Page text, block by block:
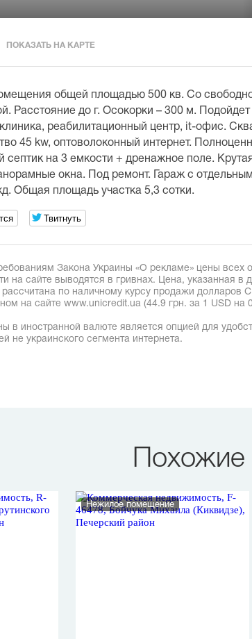
ПОКАЗАТЬ НА КАРТЕ
общей площадью 500 кв. Со
Расстояние до г. Осокорки – 300 м.
клиника, реабилитационный центр, it-офис.
45 kw, оптоволоконный интернет.
септик на 3 емкости + дренажное поле.
окна. Под ремонт. Гараж с
Общая площадь участка 5,3 сотки.
Твитнуть
Закона Украины «О рекламе» цены всех
на сайте выводятся в гривнах. Цена, указанная в
по наличному курсу продажи долларов
на сайте www.unicredit.ua (44.9 грн. за 1 USD на
в иностранной валюте является опцией для
не украинского сегмента интернета.
Нежилое помещение